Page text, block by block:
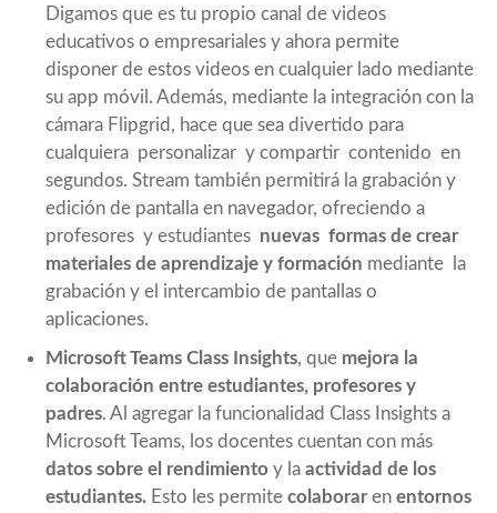
Digamos que es tu propio canal de videos
educativos o empresariales y ahora permite
disponer de estos videos en cualquier lado mediante
su app móvil. Además, mediante la integración con la
cámara Flipgrid, hace que sea divertido para
cualquiera personalizar y compartir contenido en
segundos. Stream también permitirá la grabación y
edición de pantalla en navegador, ofreciendo a
profesores y estudiantes nuevas formas de crear
materiales de aprendizaje y formación mediante la
grabación y el intercambio de pantallas o
aplicaciones.
Microsoft Teams Class Insights, que mejora la
colaboración entre estudiantes, profesores y
padres. Al agregar la funcionalidad Class Insights a
Microsoft Teams, los docentes cuentan con más
datos sobre el rendimiento y la actividad de los
estudiantes. Esto les permite colaboraren entornos